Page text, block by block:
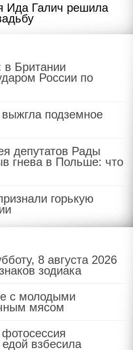
Ида Галич решила
в Британии
России по
подземное
депутатов Рады
гнева в Польше: что
горькую
8 августа 2026
зодиака
с молодыми
мясом
взбесила